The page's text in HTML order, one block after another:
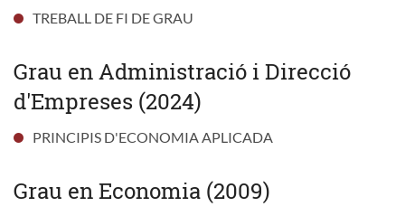
TREBALL DE FI DE GRAU
Grau en Administració i Direcció
d'Empreses (2024)
PRINCIPIS D'ECONOMIA APLICADA
Grau en Economia (2009)